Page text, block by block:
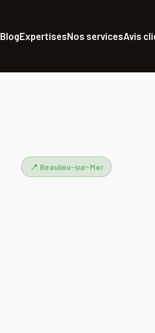
BlogExpertisesNos servicesAvis
📍 Beaulieu-sur-Mer